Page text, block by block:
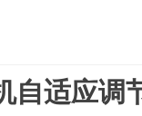
自适应调